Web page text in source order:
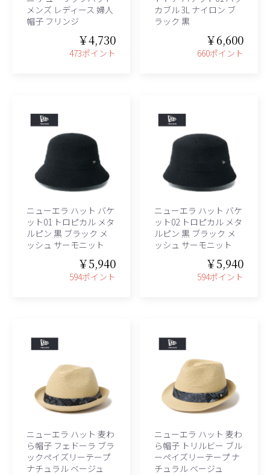
メンズ レディース 婦人
帽子 フリンジ
￥4,730
473ポイント
カブル 3L ナイロン ブ
ラック 黒
￥6,600
660ポイント
ニューエラ ハット バケ
ット01 トロピカル メタ
ルピン 黒 ブラック メ
ッシュ サーモニット
￥5,940
594ポイント
ニューエラ ハット バケ
ット02 トロピカル メタ
ルピン 黒 ブラック メ
ッシュ サーモニット
￥5,940
594ポイント
ニューエラ ハット 麦わ
ら帽子 フェドーラ ブラ
ックペイズリーテープ
ナチュラル ベージュ
ニューエラ ハット 麦わ
ら帽子 トリルビー ブル
ーペイズリーテープ ナ
チュラル ベージュ